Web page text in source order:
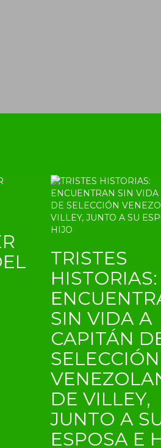
TRISTES
HISTORIAS:
SIN VIDA A
CAPITÁN
SELECCIÓN
DE VILLEY,
JUNTO A
ESPOSA E